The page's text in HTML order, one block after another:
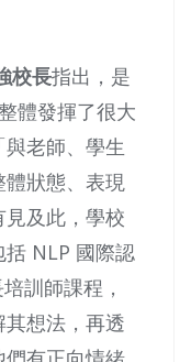
校長指出，是
體發揮了很大
老師、學生
狀態、表現
及此，學校
NLP 國際認
訓師課程，
想法，再透